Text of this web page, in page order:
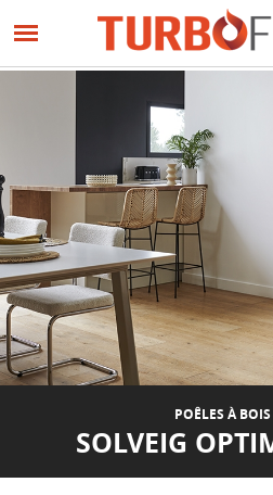
au
POÊLES À
SOLVEIG
Panneau de gestion des cookies